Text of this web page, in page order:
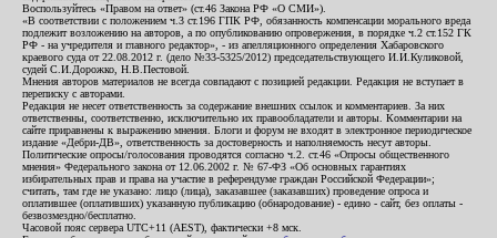
Воспользуйтесь «Правом на ответ» (ст.46 Закона РФ «О СМИ»).
«В соответствии с положением ч.3 ст.196 ГПК РФ, обязанность компенсации морального вреда
подлежит возложению на авторов, а по опубликованию опровержения, в порядке ч.2 ст.152 ГК
РФ - на учредителя и главного редактор», - из апелляционного определения Хабаровского
краевого суда от 22.08.2012 г. (дело №33-5325/2012) председательствующего И.И.Куликовой,
судей С.И.Дорожко, Н.В.Пестовой.
Мнения авторов материалов не всегда совпадают с позицией редакции. Редакция не вступает в
переписку с авторами.
Редакция не несет ответственность за содержание внешних ссылок и комментариев. За них
ответственны, соответственно, исключительно их правообладатели и авторы. Комментарии на
сайте приравнены к выражению мнения. Блоги и форум не входят в электронное периодическое
издание «Дебри-ДВ», ответственность за достоверность и наполняемость несут авторы.
Политические опросы/голосования проводятся согласно ч.2. ст.46 «Опросы общественного
мнения» Федерального закона от 12.06.2002 г. № 67-ФЗ «Об основных гарантиях
избирательных прав и права на участие в референдуме граждан Российской Федерации»;
считать, там где не указано: лицо (лица), заказавшее (заказавших) проведение опроса и
оплатившее (оплативших) указанную публикацию (обнародование) - едино - сайт, без оплаты -
безвозмездно/бесплатно.
Часовой пояс сервера UTC+11 (AEST), фактически +8 мск.